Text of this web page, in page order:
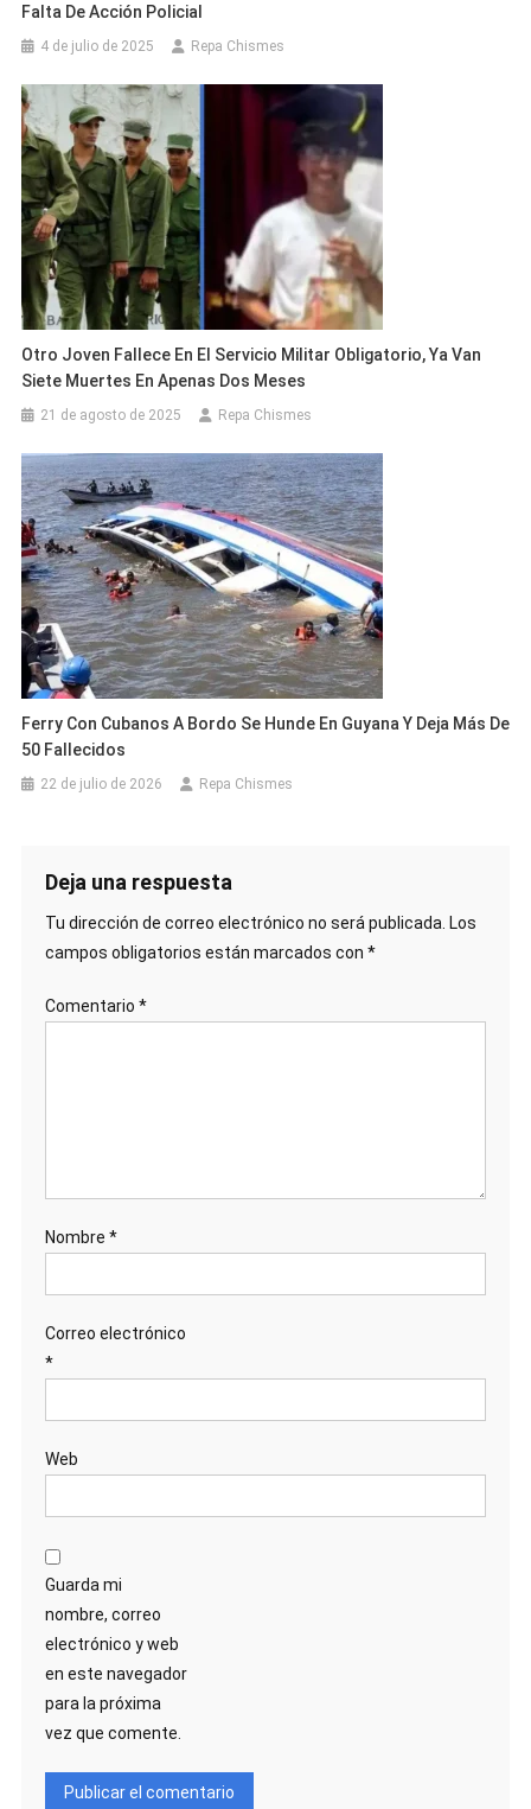
Falta De Acción Policial
4 de julio de 2025 Repa Chismes
Otro Joven Fallece En El Servicio Militar Obligatorio, Ya Van
Siete Muertes En Apenas Dos Meses
21 de agosto de 2025 Repa Chismes
Ferry Con Cubanos A Bordo Se Hunde En Guyana Y Deja Más De
50 Fallecidos
22 de julio de 2026 Repa Chismes
Deja una respuesta
Tu dirección de correo electrónico no será publicada. Los
campos obligatorios están marcados con *
Comentario *
Nombre *
Correo electrónico
*
Web
Guarda mi
nombre, correo
electrónico y web
en este navegador
para la próxima
vez que comente.